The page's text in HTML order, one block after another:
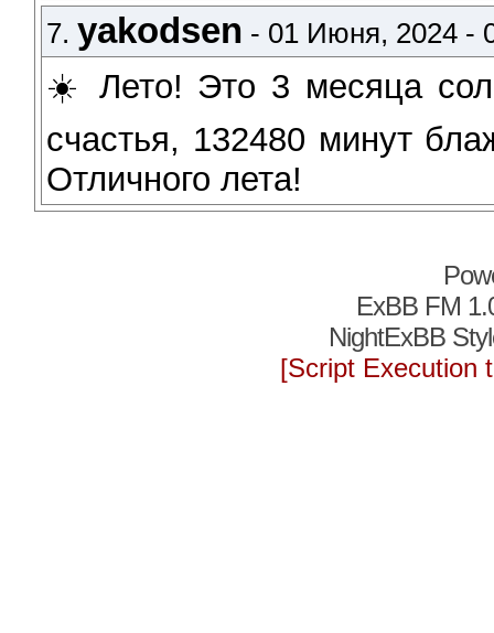
7.yakodsen - 01 Июня, 2024 -
☀️ Лето! Это 3 месяца
счастья, 132480 минут
Отличного лета!
ExBB FM
NightExBB
[Script